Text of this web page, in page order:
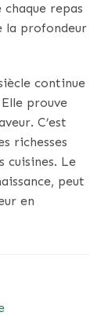
repas
la profondeur
continue
prouve
C’est
richesses
cuisines. Le
peut
en